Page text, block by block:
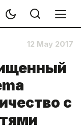
12 May 2017
с